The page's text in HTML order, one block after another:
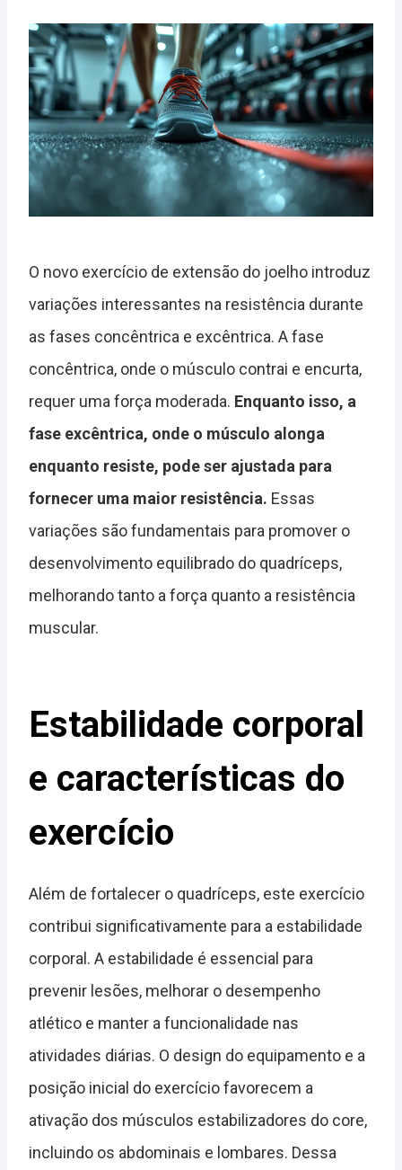
O novo exercício de extensão do joelho introduz
variações interessantes na resistência durante
as fases concêntrica e excêntrica. A fase
concêntrica, onde o músculo contrai e encurta,
requer uma força moderada. Enquanto isso, a
fase excêntrica, onde o músculo alonga
enquanto resiste, pode ser ajustada para
fornecer uma maior resistência. Essas
variações são fundamentais para promover o
desenvolvimento equilibrado do quadríceps,
melhorando tanto a força quanto a resistência
muscular.
Estabilidade corporal
e características do
exercício
Além de fortalecer o quadríceps, este exercício
contribui significativamente para a estabilidade
corporal. A estabilidade é essencial para
prevenir lesões, melhorar o desempenho
atlético e manter a funcionalidade nas
atividades diárias. O design do equipamento e a
posição inicial do exercício favorecem a
ativação dos músculos estabilizadores do core,
incluindo os abdominais e lombares. Dessa